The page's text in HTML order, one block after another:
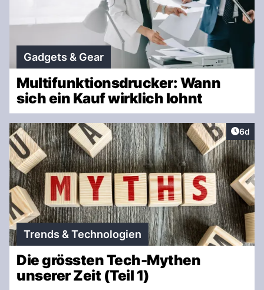
Gadgets & Gear
Multifunktionsdrucker: Wann
sich ein Kauf wirklich lohnt
6d
Trends & Technologien
Die grössten Tech-Mythen
unserer Zeit (Teil 1)